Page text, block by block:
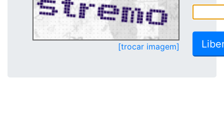
[trocar imagem]